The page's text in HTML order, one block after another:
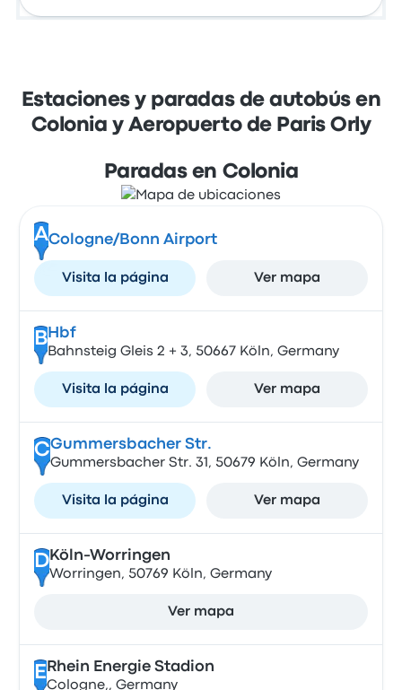
Estaciones y paradas de autobús en
Colonia y Aeropuerto de Paris Orly
Paradas en Colonia
ACologne/Bonn Airport
Visita la página Ver mapa
B Hbf
Bahnsteig Gleis 2 + 3, 50667 Köln, Germany
Visita la página Ver mapa
CGummersbacher Str.
Gummersbacher Str. 31, 50679 Köln, Germany
Visita la página Ver mapa
DKöln-Worringen
Worringen, 50769 Köln, Germany
Ver mapa
E Rhein Energie Stadion
Cologne,, Germany